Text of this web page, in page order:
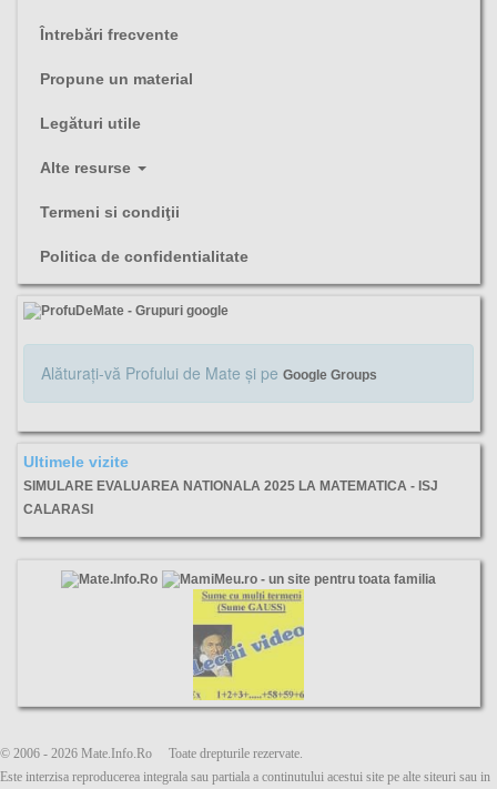
Întrebări frecvente
Propune un material
Legături utile
Alte resurse
Termeni si condiţii
Politica de confidentialitate
Alăturaţi-vă Profului de Mate şi pe Google Groups
Ultimele vizite
SIMULARE EVALUAREA NATIONALA 2025 LA MATEMATICA - ISJ
CALARASI
© 2006 - 2026 Mate.Info.Ro Toate drepturile rezervate.
Este interzisa reproducerea integrala sau partiala a continutului acestui site pe alte siteuri sau in